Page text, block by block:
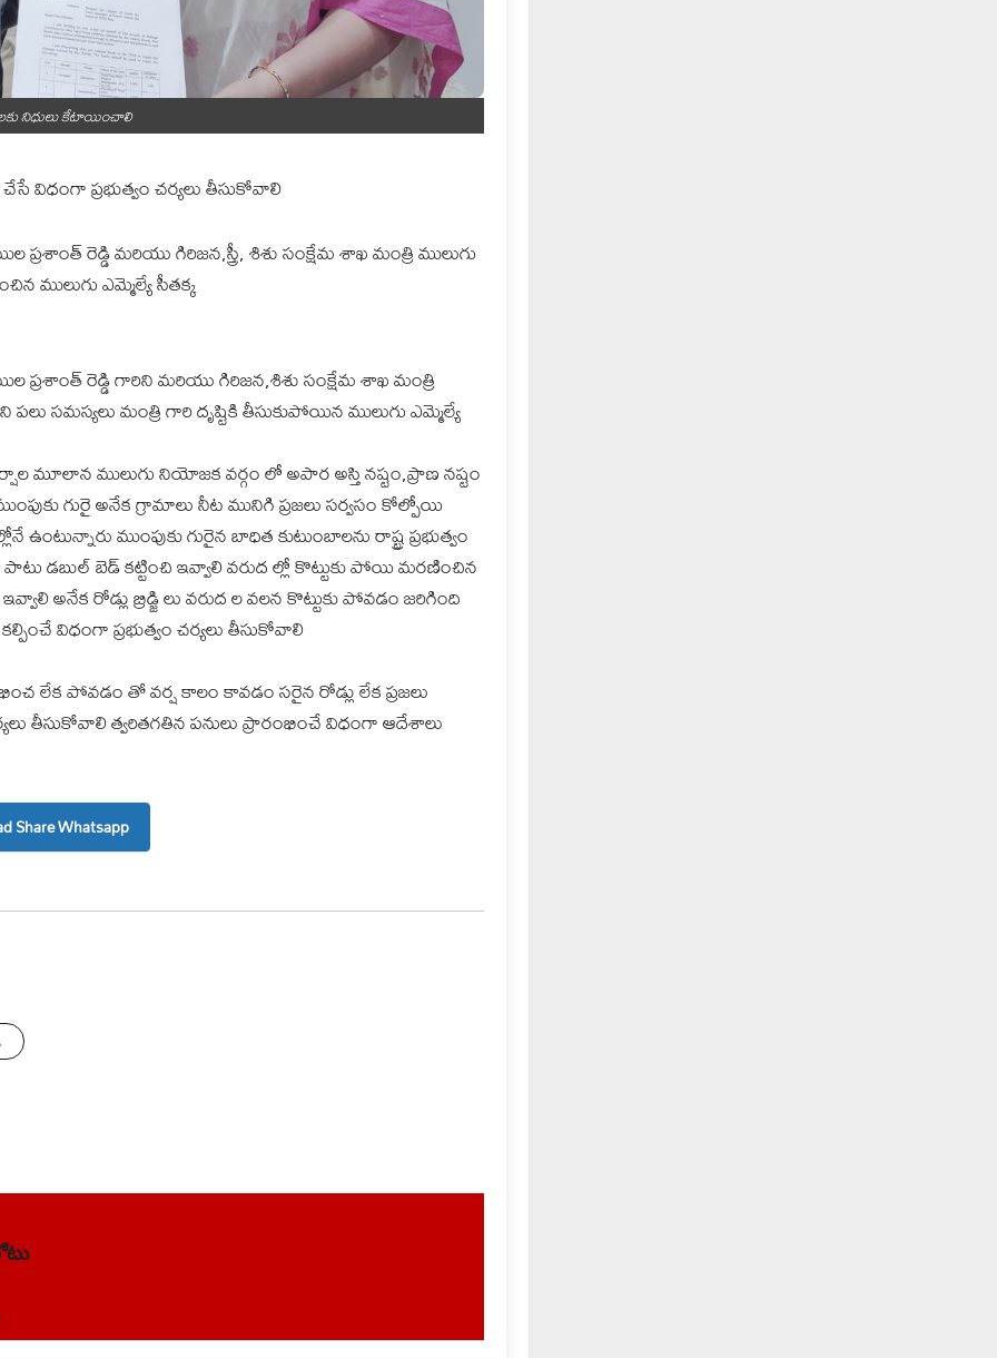
నిధులు కేటాయించాలి
విధంగా ప్రభుత్వం చర్యలు తీసుకోవాలి
రెడ్డి మరియు గిరిజన,స్త్రీ, శిశు సంక్షేమ శాఖ మంత్రి ములుగు
ములుగు ఎమ్మెల్యే సీతక్క
ప్రశాంత్ రెడ్డి గారిని మరియు గిరిజన,శిశు సంక్షేమ శాఖ మంత్రి
సమస్యలు మంత్రి గారి దృష్టికి తీసుకుపోయిన ములుగు ఎమ్మెల్యే
మూలాన ములుగు నియోజక వర్గం లో అపార అస్తి నష్టం,ప్రాణ నష్టం
గురై అనేక గ్రామాలు నీట మునిగి ప్రజలు సర్వసం కోల్పోయి
ఉంటున్నారు ముంపుకు గురైన బాధిత కుటుంబాలను రాష్ట్ర ప్రభుత్వం
డబుల్ బెడ్ కట్టించి ఇవ్వాలి వరుద ల్లో కొట్టుకు పోయి మరణించిన
అనేక రోడ్లు బ్రిడ్జి లు వరుద ల వలన కొట్టుకు పోవడం జరిగింది
విధంగా ప్రభుత్వం చర్యలు తీసుకోవాలి
లేక పోవడం తో వర్ష కాలం కావడం సరైన రోడ్లు లేక ప్రజలు
తీసుకోవాలి త్వరితగతిన పనులు ప్రారంభించే విధంగా ఆదేశాలు
Share Whatsapp